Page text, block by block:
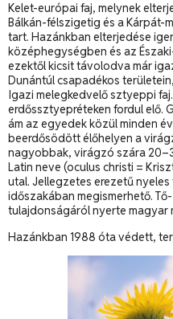
Kelet-európai faj, melynek
Bálkán-félszigetig és a Kárpát-
tart. Hazánkban elterjedése
középhegységben és az
ezektől kicsit távolodva már
Dunántúl csapadékos
Igazi melegkedvelő sztyeppi
erdőssztyepréteken fordul elő.
ám az egyedek közül minden
beerdősödött élőhelyen a
nagyobbak, virágzó szára
Latin neve (oculus christi =
utal. Jellegzetes erezetű
időszakában megismerhető.
tulajdonságáról nyerte magyar
Hazánkban 1988 óta védett,